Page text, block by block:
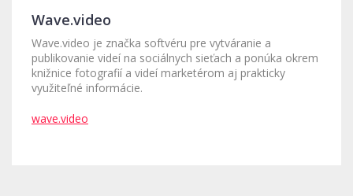
Wave.video
Wave.video je značka softvéru pre vytváranie a
publikovanie videí na sociálnych sieťach a ponúka okrem
knižnice fotografií a videí marketérom aj prakticky
využiteľné informácie.
wave.video